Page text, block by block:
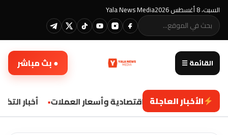
السبت، 8 أغسطس 2026 Yala News Media
القائمة ☰ ● بث مباشر
الأخبار العاجلة
تحديثات اقتصادية وأسعار العملات أخبار